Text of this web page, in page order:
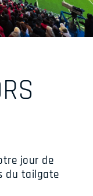
jour de
du tailgate